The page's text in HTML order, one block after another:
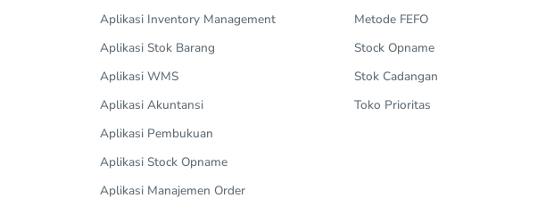
Aplikasi Inventory Management
Aplikasi Stok Barang
Aplikasi WMS
Aplikasi Akuntansi
Aplikasi Pembukuan
Aplikasi Stock Opname
Aplikasi Manajemen Order
Metode FEFO
Stock Opname
Stok Cadangan
Toko Prioritas